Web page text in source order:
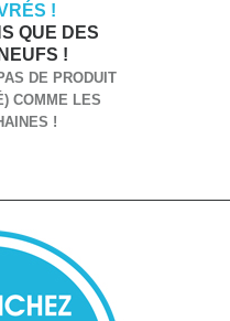
!
QUE DES
!
DE PRODUIT
COMME LES
!